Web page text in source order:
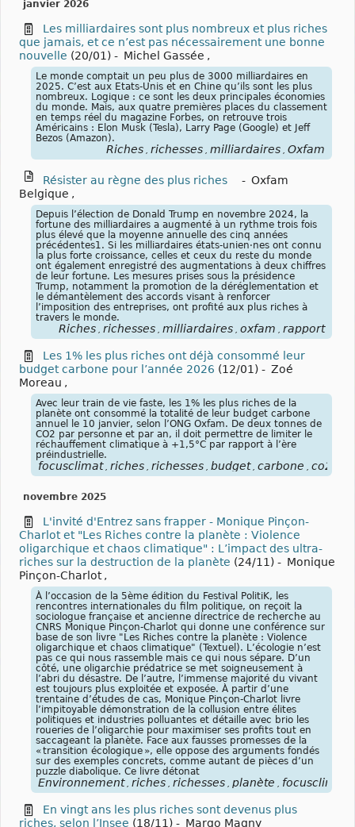
janvier 2026
Les milliardaires sont plus nombreux et plus riches
que jamais, et ce n’est pas nécessairement une bonne
nouvelle (20/01) - Michel Gassée ,
Le monde comptait un peu plus de 3000 milliardaires en
2025. C’est aux Etats-Unis et en Chine qu’ils sont les plus
nombreux. Logique : ce sont les deux principales économies
du monde. Mais, aux quatre premières places du classement
en temps réel du magazine Forbes, on retrouve trois
Américains : Elon Musk (Tesla), Larry Page (Google) et Jeff
Bezos (Amazon).
Riches , richesses , milliardaires , Oxfam
Résister au règne des plus riches - Oxfam
Belgique ,
Depuis l’élection de Donald Trump en novembre 2024, la
fortune des milliardaires a augmenté à un rythme trois fois
plus élevé que la moyenne annuelle des cinq années
précédentes1. Si les milliardaires états-unien·nes ont connu
la plus forte croissance, celles et ceux du reste du monde
ont également enregistré des augmentations à deux chiffres
de leur fortune. Les mesures prises sous la présidence
Trump, notamment la promotion de la déréglementation et
le démantèlement des accords visant à renforcer
l’imposition des entreprises, ont profité aux plus riches à
travers le monde.
Riches richesses milliardaires oxfam rapport
Les 1% les plus riches ont déjà consommé leur
budget carbone pour l’année 2026 (12/01) - Zoé
Moreau ,
Avec leur train de vie faste, les 1% les plus riches de la
planète ont consommé la totalité de leur budget carbone
annuel le 10 janvier, selon l’ONG Oxfam. De deux tonnes de
CO2 par personne et par an, il doit permettre de limiter le
réchauffement climatique à +1,5°C par rapport à l’ère
préindustrielle.
focusclimat riches richesses budget carbone co2
novembre 2025
L'invité d'Entrez sans frapper - Monique Pinçon-
Charlot et "Les Riches contre la planète : Violence
oligarchique et chaos climatique" : L’impact des ultra-
riches sur la destruction de la planète (24/11) - Monique
Pinçon-Charlot ,
À l’occasion de la 5ème édition du Festival PolitiK, les
rencontres internationales du film politique, on reçoit la
sociologue française et ancienne directrice de recherche au
CNRS Monique Pinçon-Charlot qui donne une conférence sur
base de son livre "Les Riches contre la planète : Violence
oligarchique et chaos climatique" (Textuel). L’écologie n’est
pas ce qui nous rassemble mais ce qui nous sépare. D’un
côté, une oligarchie prédatrice se met soigneusement à
l’abri du désastre. De l’autre, l’immense majorité du vivant
est toujours plus exploitée et exposée. À partir d’une
trentaine d’études de cas, Monique Pinçon-Charlot livre
l’impitoyable démonstration de la collusion entre élites
politiques et industries polluantes et détaille avec brio les
roueries de l’oligarchie pour maximiser ses profits tout en
saccageant la planète. Face aux fausses promesses de la
« transition écologique », elle oppose des arguments fondés
sur des exemples concrets, comme autant de pièces d’un
puzzle diabolique. Ce livre détonat
Environnement riches richesses planète focusclimat
En vingt ans les plus riches sont devenus plus
riches, selon l’Insee (18/11) - Margo Magny